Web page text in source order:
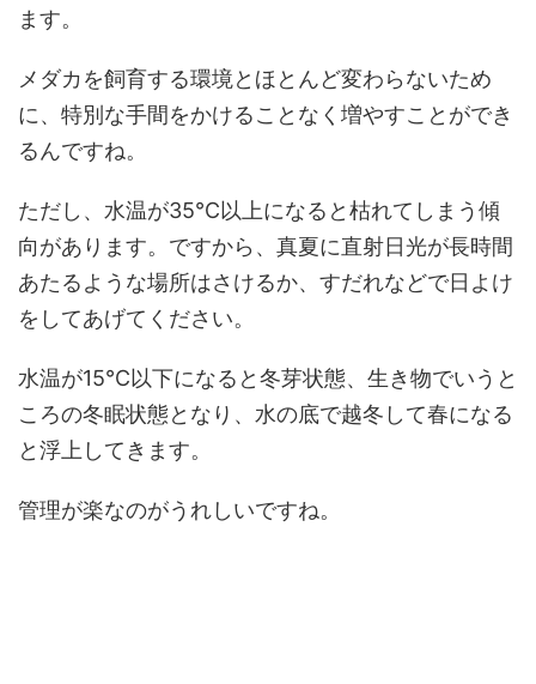
ます。
メダカを飼育する環境とほとんど変わらないため
に、特別な手間をかけることなく増やすことができ
るんですね。
ただし、水温が35℃以上になると枯れてしまう傾
向があります。ですから、真夏に直射日光が長時間
あたるような場所はさけるか、すだれなどで日よけ
をしてあげてください。
水温が15℃以下になると冬芽状態、生き物でいうと
ころの冬眠状態となり、水の底で越冬して春になる
と浮上してきます。
管理が楽なのがうれしいですね。